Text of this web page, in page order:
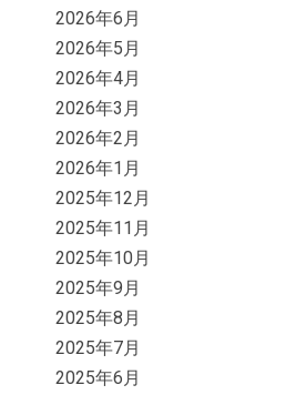
2026年6月
2026年5月
2026年4月
2026年3月
2026年2月
2026年1月
2025年12月
2025年11月
2025年10月
2025年9月
2025年8月
2025年7月
2025年6月